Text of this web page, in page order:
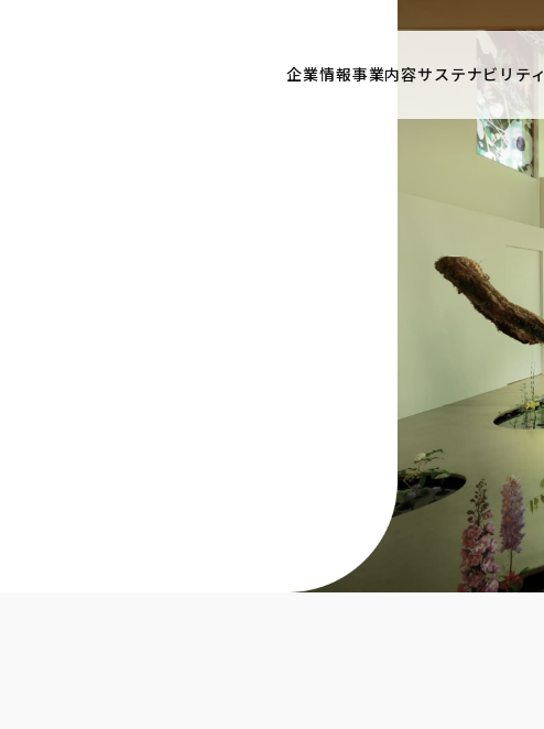
企業情報事業内容サステナビリティ